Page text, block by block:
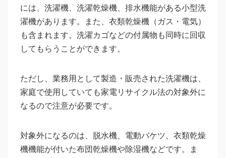
には、洗濯機、洗濯乾燥機、排水機能がある小型洗
濯機があります。また、衣類乾燥機（ガス・電気）
も含まれます。洗濯カゴなどの付属物も同時に回収
してもらうことができます。
ただし、業務用として製造・販売された洗濯機は、
家庭で使用していても家電リサイクル法の対象外に
なるので注意が必要です。
対象外になるのは、脱水機、電動バケツ、衣類乾燥
機機能が付いた布団乾燥機や除湿機などです。ま